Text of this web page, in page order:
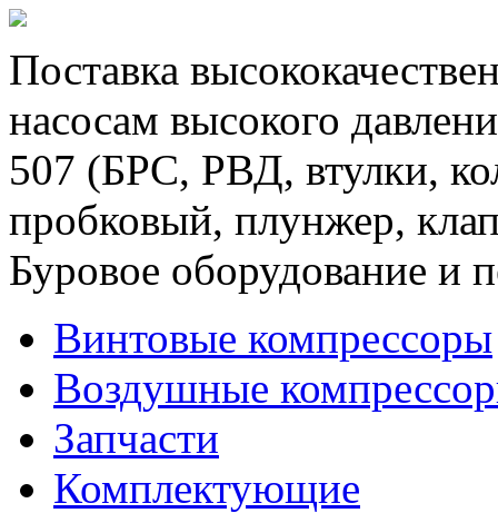
Поставка
насосам высокого
507 (БРС, РВД, втулки,
пробковый, плунжер,
Буровое оборудование и
Винтовые компрессоры
Воздушные
Запчасти
Комплектующие